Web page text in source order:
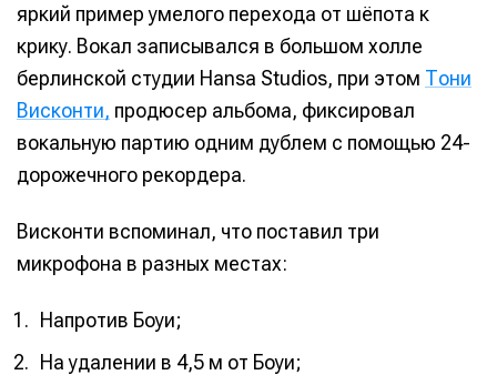
яркий пример умелого перехода от шёпота к
крику. Вокал записывался в большом холле
берлинской студии Hansa Studios, при этом Тони
Висконти, продюсер альбома, фиксировал
вокальную партию одним дублем с помощью 24-
дорожечного рекордера.
Висконти вспоминал, что поставил три
микрофона в разных местах:
Напротив Боуи;
На удалении в 4,5 м от Боуи;